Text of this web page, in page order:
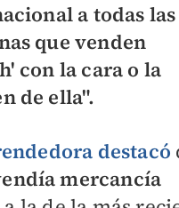
a todas las
que venden
con la cara o la
de ella".
destacó
mercancía